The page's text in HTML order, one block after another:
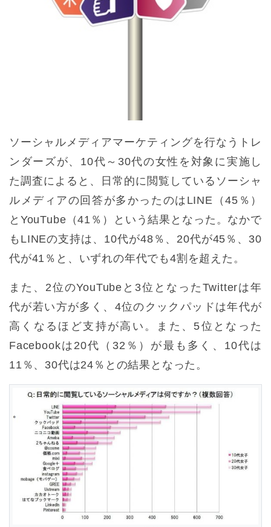
ソーシャルメディアマーケティングを行なうトレ
ンダーズが、10代～30代の女性を対象に実施し
た調査によると、日常的に閲覧しているソーシャ
ルメディアの回答が多かったのはLINE（45％）
とYouTube（41％）という結果となった。なかで
もLINEの支持は、10代が48％、20代が45％、30
代が41％と、いずれの年代でも4割を超えた。
また、2位のYouTubeと3位となったTwitterは年
代が若い方が多く、4位のクックパッドは年代が
高くなるほど支持が高い。また、5位となった
Facebookは20代（32％）が最も多く、10代は
11％、30代は24％との結果となった。